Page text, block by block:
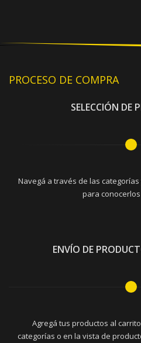
PROCESO DE COMPRA
SELECCIÓN DE
Navegá a través de las
para
ENVÍO DE
Agregá tus productos al
categorías o en la vista de